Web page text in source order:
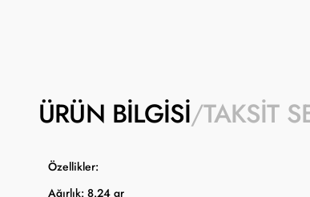
ÜRÜN BILGISI TAKSIT
Özellikler:
Ağırlık: 8.24 gr